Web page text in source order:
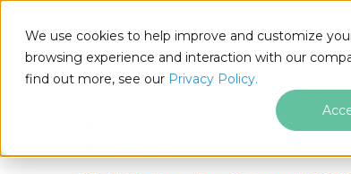
We use cookies to help improve and customize
browsing experience and interaction with our
find out more, see our Privacy Policy.
IRONSOFTWARE
제품
기업